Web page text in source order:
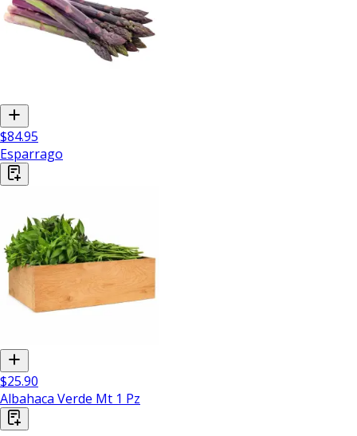
$84.95
Esparrago
$25.90
Albahaca Verde Mt 1 Pz